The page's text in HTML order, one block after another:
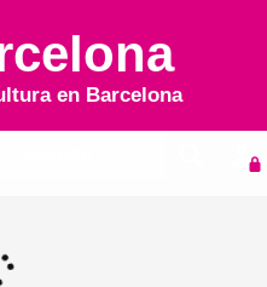
en Barcelona